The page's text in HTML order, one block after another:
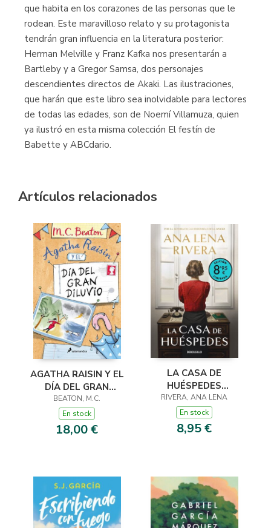
que habita en los corazones de las personas que le
rodean. Este maravilloso relato y su protagonista
tendrán gran influencia en la literatura posterior:
Herman Melville y Franz Kafka nos presentarán a
Bartleby y a Gregor Samsa, dos personajes
descendientes directos de Akaki. Las ilustraciones,
que harán que este libro sea inolvidable para lectores
de todas las edades, son de Noemí Villamuza, quien
ya ilustró en esta misma colección El festín de
Babette y ABCdario.
Artículos relacionados
AGATHA RAISIN Y EL
DÍA DEL GRAN
DILUVIO (AGATHA
RAISIN 12)
BEATON, M.C.
En stock
18,00 €
LA CASA DE
HUÉSPEDES
(EDICIÓN LIMITADA ·
VERANO)
RIVERA, ANA LENA
En stock
8,95 €